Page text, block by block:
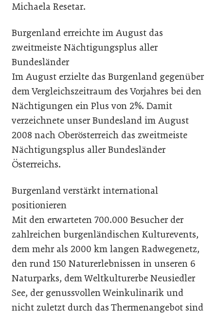
Michaela Resetar.
Burgenland erreichte im August das
zweitmeiste Nächtigungsplus aller
Bundesländer
Im August erzielte das Burgenland gegenüber
dem Vergleichszeitraum des Vorjahres bei den
Nächtigungen ein Plus von 2%. Damit
verzeichnete unser Bundesland im August
2008 nach Oberösterreich das zweitmeiste
Nächtigungsplus aller Bundesländer
Österreichs.
Burgenland verstärkt international
positionieren
Mit den erwarteten 700.000 Besucher der
zahlreichen burgenländischen Kulturevents,
dem mehr als 2000 km langen Radwegenetz,
den rund 150 Naturerlebnissen in unseren 6
Naturparks, dem Weltkulturerbe Neusiedler
See, der genussvollen Weinkulinarik und
nicht zuletzt durch das Thermenangebot sind